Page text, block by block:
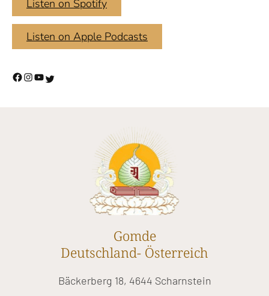
Listen on Spotify
Listen on Apple Podcasts
Gomde
Deutschland- Österreich
Bäckerberg 18, 4644 Scharnstein